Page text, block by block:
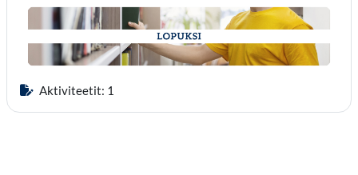
Aktiviteetit: 1